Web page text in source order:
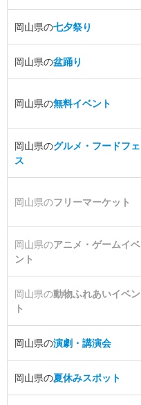
岡山県の七夕祭り
岡山県の盆踊り
岡山県の無料イベント
岡山県のグルメ・フードフェ
ス
岡山県のフリーマーケット
岡山県のアニメ・ゲームイベ
ント
岡山県の動物ふれあいイベン
ト
岡山県の演劇・講演会
岡山県の夏休みスポット